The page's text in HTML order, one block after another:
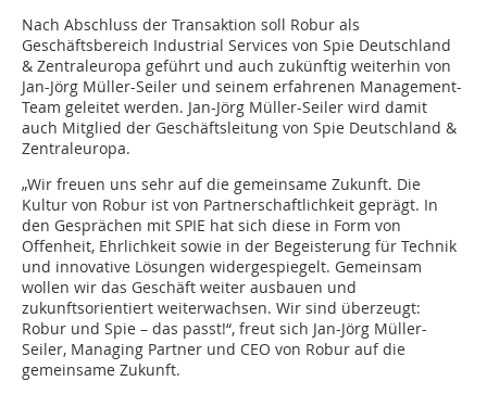
Nach Abschluss der Transaktion soll Robur als
Geschäftsbereich Industrial Services von Spie Deutschland
& Zentraleuropa geführt und auch zukünftig weiterhin von
Jan-Jörg Müller-Seiler und seinem erfahrenen Management-
Team geleitet werden. Jan-Jörg Müller-Seiler wird damit
auch Mitglied der Geschäftsleitung von Spie Deutschland &
Zentraleuropa.
„Wir freuen uns sehr auf die gemeinsame Zukunft. Die
Kultur von Robur ist von Partnerschaftlichkeit geprägt. In
den Gesprächen mit SPIE hat sich diese in Form von
Offenheit, Ehrlichkeit sowie in der Begeisterung für Technik
und innovative Lösungen widergespiegelt. Gemeinsam
wollen wir das Geschäft weiter ausbauen und
zukunftsorientiert weiterwachsen. Wir sind überzeugt:
Robur und Spie – das passt!“, freut sich Jan-Jörg Müller-
Seiler, Managing Partner und CEO von Robur auf die
gemeinsame Zukunft.